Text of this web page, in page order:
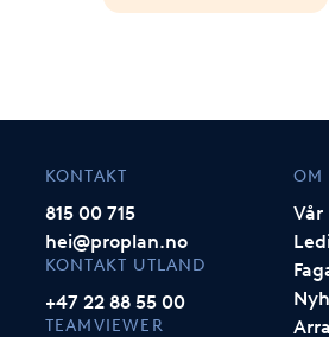
KONTAKT
815 00 715
hei@proplan.no
KONTAKT UTLAND
+47 22 88 55 00
TEAMVIEWER
OM
Vår